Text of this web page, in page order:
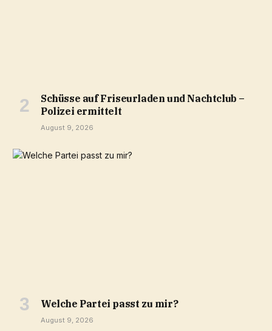
Schüsse auf Friseurladen und Nachtclub –
Polizei ermittelt
August 9, 2026
Welche Partei passt zu mir?
August 9, 2026